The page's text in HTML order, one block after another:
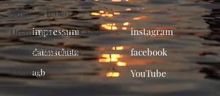
Sommerferien
Urlaub mit dem Kanu
Wasserwandern
Corona
Kanutour
impressum
datenschutz
agb
instagram
facebook
YouTube